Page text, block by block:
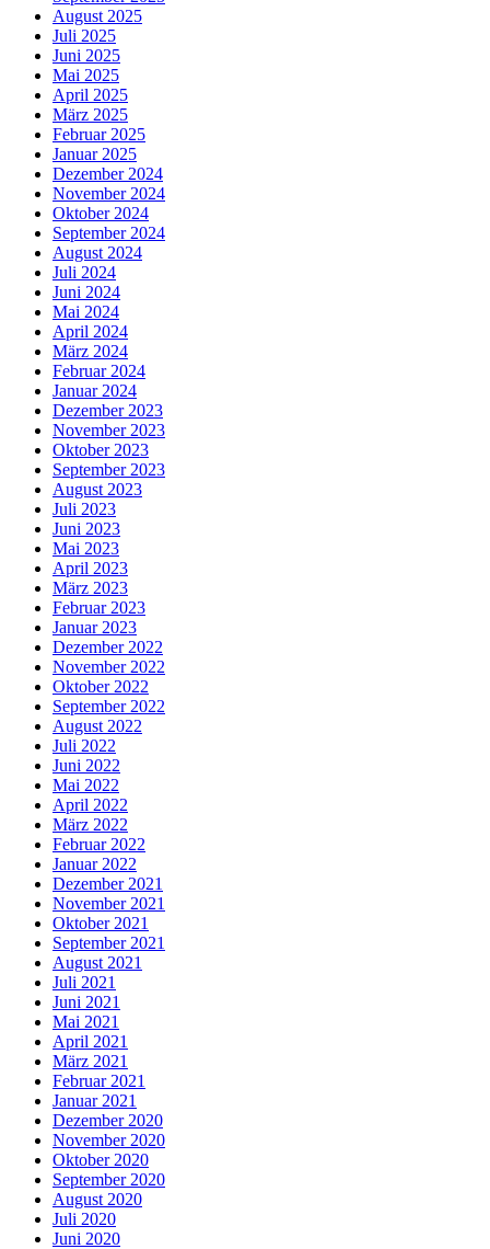
August 2025
Juli 2025
Juni 2025
Mai 2025
April 2025
März 2025
Februar 2025
Januar 2025
Dezember 2024
November 2024
Oktober 2024
September 2024
August 2024
Juli 2024
Juni 2024
Mai 2024
April 2024
März 2024
Februar 2024
Januar 2024
Dezember 2023
November 2023
Oktober 2023
September 2023
August 2023
Juli 2023
Juni 2023
Mai 2023
April 2023
März 2023
Februar 2023
Januar 2023
Dezember 2022
November 2022
Oktober 2022
September 2022
August 2022
Juli 2022
Juni 2022
Mai 2022
April 2022
März 2022
Februar 2022
Januar 2022
Dezember 2021
November 2021
Oktober 2021
September 2021
August 2021
Juli 2021
Juni 2021
Mai 2021
April 2021
März 2021
Februar 2021
Januar 2021
Dezember 2020
November 2020
Oktober 2020
September 2020
August 2020
Juli 2020
Juni 2020